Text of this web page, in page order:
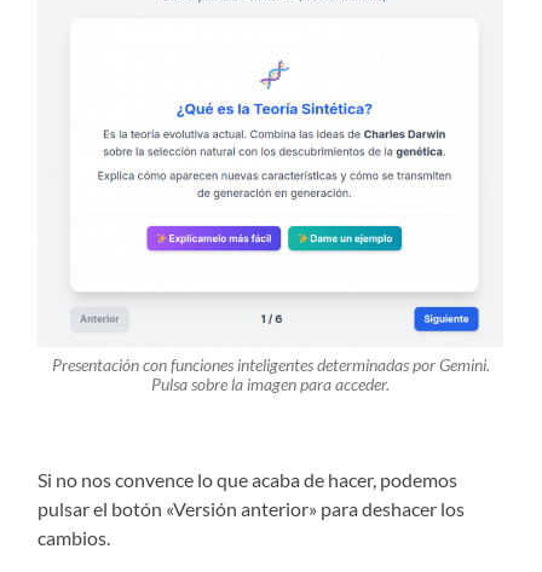
Presentación con funciones inteligentes determinadas por Gemini.
Pulsa sobre la imagen para acceder.
Si no nos convence lo que acaba de hacer, podemos
pulsar el botón «Versión anterior» para deshacer los
cambios.